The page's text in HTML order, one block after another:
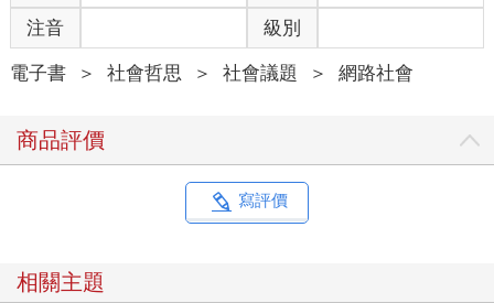
注音 級別
電子書 ＞ 社會哲思 ＞ 社會議題 ＞ 網路社會
商品評價
寫評價
相關主題